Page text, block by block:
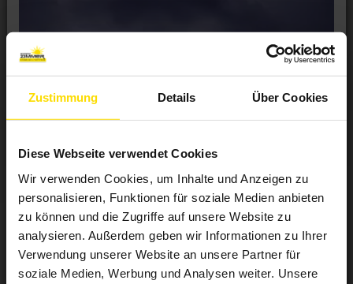
Zustimmung Details Über Cookies
Diese Webseite verwendet Cookies
Wir verwenden Cookies, um Inhalte und Anzeigen zu
personalisieren, Funktionen für soziale Medien anbieten
zu können und die Zugriffe auf unsere Website zu
analysieren. Außerdem geben wir Informationen zu Ihrer
Verwendung unserer Website an unsere Partner für
soziale Medien, Werbung und Analysen weiter. Unsere
Mehr Sicherheit für Ihr Zuhause?